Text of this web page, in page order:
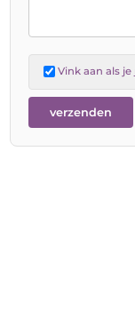
Vink aan als je